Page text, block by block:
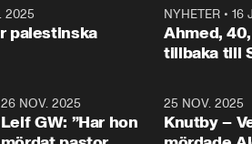
Mohamsson
2025
palestinska
NYHETER• 16
Ahmed,
tillbaka till
26 NOV. 2025
Leif GW: ”Har hon
25 NOV. 2025
Knutby –